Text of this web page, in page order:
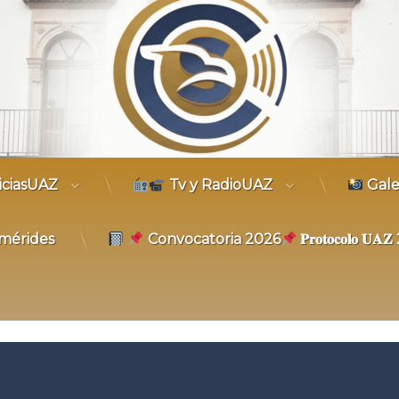
Tv y RadioUAZ
Convocatoria 2026 𝐏𝐫𝐨𝐭𝐨𝐜𝐨𝐥𝐨